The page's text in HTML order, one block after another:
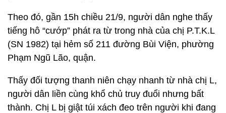
Theo đó, gần 15h chiều 21/9, người dân nghe thấy
tiếng hô “cướp” phát ra từ trong nhà của chị P.T.K.L
(SN 1982) tại hẻm số 211 đường Bùi Viện, phường
Phạm Ngũ Lão, quận.
Thấy đối tượng thanh niên chạy nhanh từ nhà chị L,
người dân liền cùng khổ chủ truy đuổi nhưng bất
thành. Chị L bị giật túi xách đeo trên người khi đang